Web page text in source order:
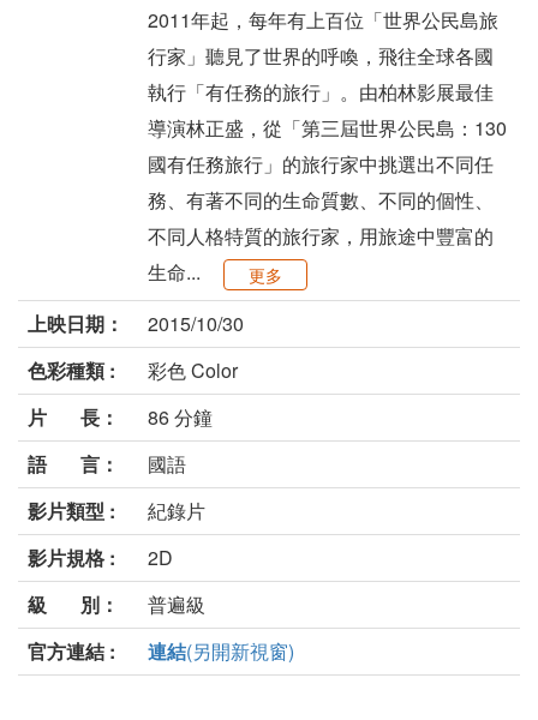
2011年起，每年有上百位「世界公民島旅
行家」聽見了世界的呼喚，飛往全球各國
執行「有任務的旅行」。由柏林影展最佳
導演林正盛，從「第三屆世界公民島：130
國有任務旅行」的旅行家中挑選出不同任
務、有著不同的生命質數、不同的個性、
不同人格特質的旅行家，用旅途中豐富的
生命...
更多
上映日期：
2015/10/30
色彩種類 :
彩色 Color
片 長：
86 分鐘
語 言：
國語
影片類型 :
紀錄片
影片規格 :
2D
級 別：
普遍級
官方連結 :
連結(另開新視窗)